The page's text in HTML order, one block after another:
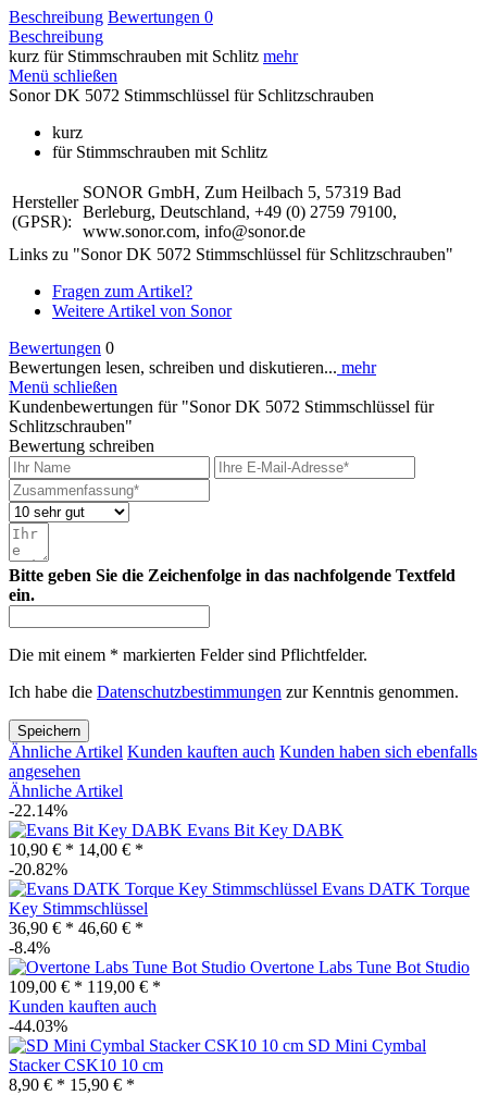
Beschreibung Bewertungen 0
Beschreibung
kurz für Stimmschrauben mit Schlitz mehr
Menü schließen
Sonor DK 5072 Stimmschlüssel für Schlitzschrauben
kurz
für Stimmschrauben mit Schlitz
Hersteller
(GPSR):
SONOR GmbH, Zum Heilbach 5, 57319 Bad
Berleburg, Deutschland, +49 (0) 2759 79100,
www.sonor.com, info@sonor.de
Links zu "Sonor DK 5072 Stimmschlüssel für Schlitzschrauben"
Fragen zum Artikel?
Weitere Artikel von Sonor
Bewertungen 0
Bewertungen lesen, schreiben und diskutieren... mehr
Menü schließen
Kundenbewertungen für "Sonor DK 5072 Stimmschlüssel für
Schlitzschrauben"
Bewertung schreiben
Bitte geben Sie die Zeichenfolge in das nachfolgende Textfeld
ein.
Die mit einem * markierten Felder sind Pflichtfelder.
Ich habe die Datenschutzbestimmungen zur Kenntnis genommen.
Speichern
Ähnliche Artikel Kunden kauften auch Kunden haben sich ebenfalls
angesehen
Ähnliche Artikel
-22.14%
Evans Bit Key DABK
10,90 € * 14,00 € *
-20.82%
Evans DATK Torque
Key Stimmschlüssel
36,90 € * 46,60 € *
-8.4%
Overtone Labs Tune Bot Studio
109,00 € * 119,00 € *
Kunden kauften auch
-44.03%
SD Mini Cymbal
Stacker CSK10 10 cm
8,90 € * 15,90 € *